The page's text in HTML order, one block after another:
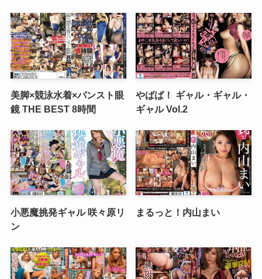
美脚×競泳水着×パンスト眼
鏡 THE BEST 8時間
やばば！ ギャル・ギャル・
ギャル Vol.2
小悪魔挑発ギャル 咲々原リ
ン
まるっと！内山まい